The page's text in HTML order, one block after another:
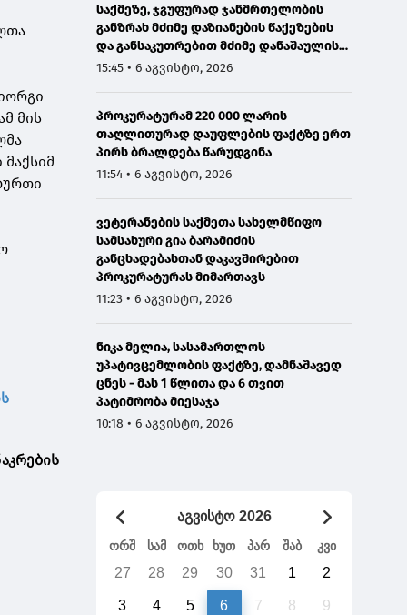
მის
საქმეზე, ჯგუფურად ჯანმრთელობის
განზრახ მძიმე დაზიანების წაქეზების
და განსაკუთრებით მძიმე დანაშაულის
შეუტყობინებლობის ფაქტებზე ორ პირს
15:45 • 6 აგვისტო, 2026
პროკურატურამ 220 000 ლარის
თაღლითურად დაუფლების ფაქტზე ერთ
პირს ბრალდება წარუდგინა
11:54 • 6 აგვისტო, 2026
ვეტერანების საქმეთა სახელმწიფო
სამსახური გია ბარამიძის
განცხადებასთან დაკავშირებით
პროკურატურას მიმართავს
11:23 • 6 აგვისტო, 2026
ნიკა მელია, სასამართლოს
უპატივცემლობის ფაქტზე, დამნაშავედ
ცნეს - მას 1 წლითა და 6 თვით
პატიმრობა მიესაჯა
10:18 • 6 აგვისტო, 2026
აგვისტო 2026
ორშ სამ ოთხ ხუთ პარ შაბ კვი
27 28 29 30 31 1 2
3 4 5 6 7 8 9